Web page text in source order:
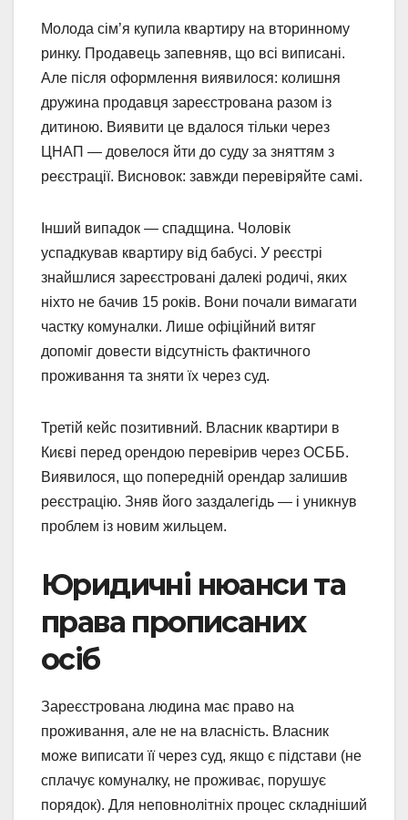
Молода сім’я купила квартиру на вторинному
ринку. Продавець запевняв, що всі виписані.
Але після оформлення виявилося: колишня
дружина продавця зареєстрована разом із
дитиною. Виявити це вдалося тільки через
ЦНАП — довелося йти до суду за зняттям з
реєстрації. Висновок: завжди перевіряйте самі.
Інший випадок — спадщина. Чоловік
успадкував квартиру від бабусі. У реєстрі
знайшлися зареєстровані далекі родичі, яких
ніхто не бачив 15 років. Вони почали вимагати
частку комуналки. Лише офіційний витяг
допоміг довести відсутність фактичного
проживання та зняти їх через суд.
Третій кейс позитивний. Власник квартири в
Києві перед орендою перевірив через ОСББ.
Виявилося, що попередній орендар залишив
реєстрацію. Зняв його заздалегідь — і уникнув
проблем із новим жильцем.
Юридичні нюанси та
права прописаних
осіб
Зареєстрована людина має право на
проживання, але не на власність. Власник
може виписати її через суд, якщо є підстави (не
сплачує комуналку, не проживає, порушує
порядок). Для неповнолітніх процес складніший